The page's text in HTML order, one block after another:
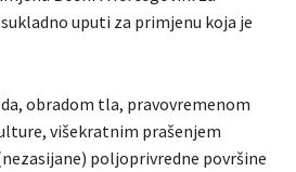
uputi za primjenu koja je
obradom tla, pravovremenom
višekratnim prašenjem
poljoprivredne površine